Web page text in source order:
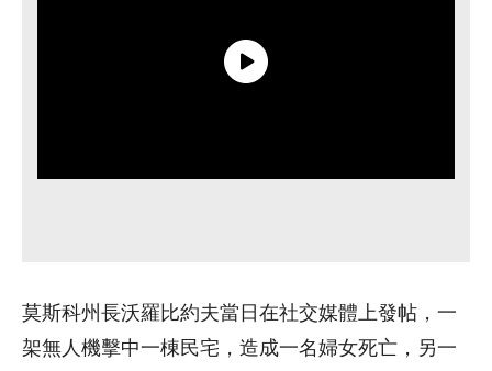
莫斯科州長沃羅比約夫當日在社交媒體上發帖，一
架無人機擊中一棟民宅，造成一名婦女死亡，另一